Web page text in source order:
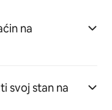
na
svoj stan na